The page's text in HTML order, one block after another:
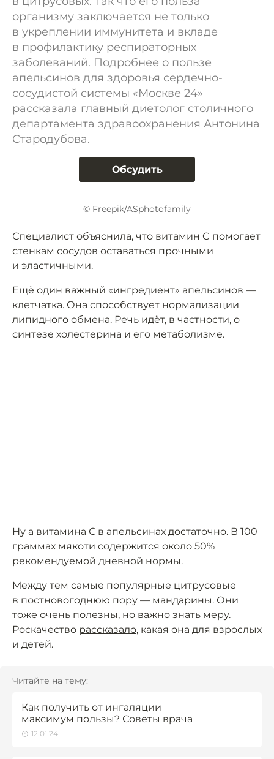
организму заключается не только
в укреплении иммунитета и вкладе
в профилактику респираторных
заболеваний. Подробнее о пользе
апельсинов для здоровья сердечно-
сосудистой системы «Москве 24»
рассказала главный диетолог столичного
департамента здравоохранения Антонина
Стародубова.
Обсудить
© Freepik/ASphotofamily
Специалист объяснила, что витамин C помогает
стенкам сосудов оставаться прочными
и эластичными.
Ещё один важный «ингредиент» апельсинов —
клетчатка. Она способствует нормализации
липидного обмена. Речь идёт, в частности, о
синтезе холестерина и его метаболизме.
Ну а витамина С в апельсинах достаточно. В 100
граммах мякоти содержится около 50%
рекомендуемой дневной нормы.
Между тем самые популярные цитрусовые
в постновогоднюю пору — мандарины. Они
тоже очень полезны, но важно знать меру.
Роскачество рассказало, какая она для взрослых
и детей.
Читайте на тему:
Как получить от ингаляции
максимум пользы? Советы врача
12.01.24